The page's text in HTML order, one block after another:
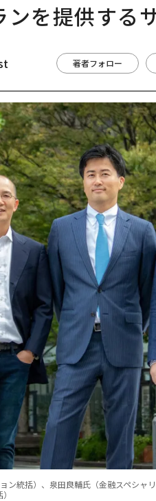
を提供する
著者フォロー
ン統括）、泉田良輔氏（金融スペシャ